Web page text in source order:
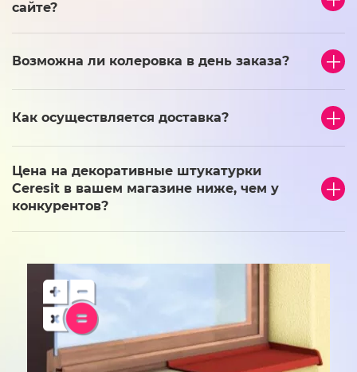
сайте?
Возможна ли колеровка в день заказа?
Как осуществляется доставка?
Цена на декоративные штукатурки
Ceresit в вашем магазине ниже, чем у
конкурентов?